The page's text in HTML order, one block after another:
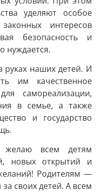
уделяют особое
интересов
безопасность и
нуждается.
руках наших детей. И
им качественное
самореализации,
в семье, а также
и государство
желаю всем детям
новых открытий и
Родителям —
своих детей. А всем